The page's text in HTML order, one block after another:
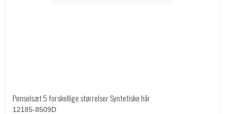
Penselsæt 5 forskellige størrelser Syntetiske hår
12185-8509D